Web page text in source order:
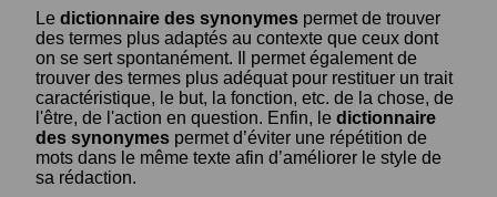
Le dictionnaire des synonymes permet de trouver
des termes plus adaptés au contexte que ceux dont
on se sert spontanément. Il permet également de
trouver des termes plus adéquat pour restituer un trait
caractéristique, le but, la fonction, etc. de la chose, de
l'être, de l'action en question. Enfin, le dictionnaire
des synonymes permet d’éviter une répétition de
mots dans le même texte afin d’améliorer le style de
sa rédaction.